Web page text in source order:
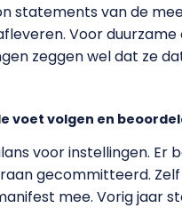
statements van de
Voor
zeggen wel dat ze
voet volgen en
voor instellingen.
gecommitteerd.
mee. Vorig jaar